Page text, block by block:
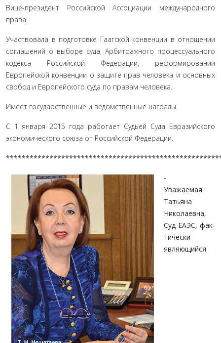
Вице-президент Рос­сийской Ассоциации международного
права.
Участвовала в подготовке Гаагской конвенции в отношении
соглашений о выборе суда, Арбитражного процессуального
кодекса Рос­сийской Федерации, реформировании
Европейской конвенции о защите прав человека и основных
свобод и Европейского суда по правам человека.
Имеет государственные и ведомственные награды.
С 1 января 2015 года работает Судьей Суда Евразийского
экономического союза от Российской Федерации.
-
Уважаемая
Татьяна
Николаевна,
Суд ЕАЭС, фак­
тически
являющийся